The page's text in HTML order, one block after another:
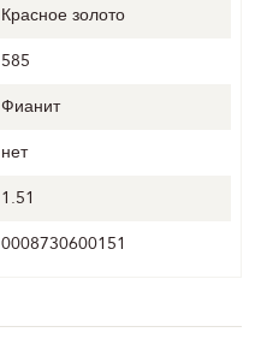
Красное золото
585
Фианит
нет
1.51
0008730600151